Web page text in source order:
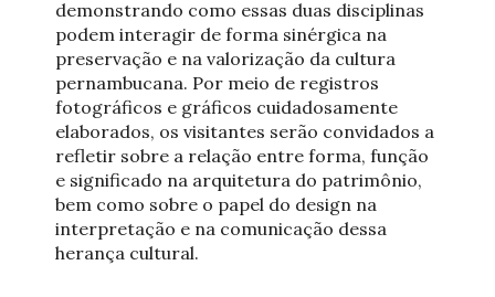
demonstrando como essas duas disciplinas
podem interagir de forma sinérgica na
preservação e na valorização da cultura
pernambucana. Por meio de registros
fotográficos e gráficos cuidadosamente
elaborados, os visitantes serão convidados a
refletir sobre a relação entre forma, função
e significado na arquitetura do patrimônio,
bem como sobre o papel do design na
interpretação e na comunicação dessa
herança cultural.